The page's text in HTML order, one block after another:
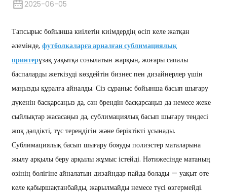
2025-06-05
Тапсырыс бойынша киілетін киімдердің өсіп келе жатқан
әлемінде, футболкаларға арналған сублимациялық
принтерұзақ уақытқа созылатын жарқын, жоғары сапалы
баспаларды жеткізуді көздейтін бизнес пен дизайнерлер үшін
маңызды құралға айналды. Сіз сұраныс бойынша басып шығару
дүкенін басқарсаңыз да, сән брендін басқарсаңыз да немесе жеке
сыйлықтар жасасаңыз да, сублимациялық басып шығару теңдесі
жоқ дәлдікті, түс тереңдігін және беріктікті ұсынады.
Сублимациялық басып шығару бояуды полиэстер маталарына
жылу арқылы беру арқылы жұмыс істейді. Нәтижесінде матаның
өзінің бөлігіне айналатын дизайндар пайда болады — уақыт өте
келе қабыршақтанбайды, жарылмайды немесе түсі өзгермейді.